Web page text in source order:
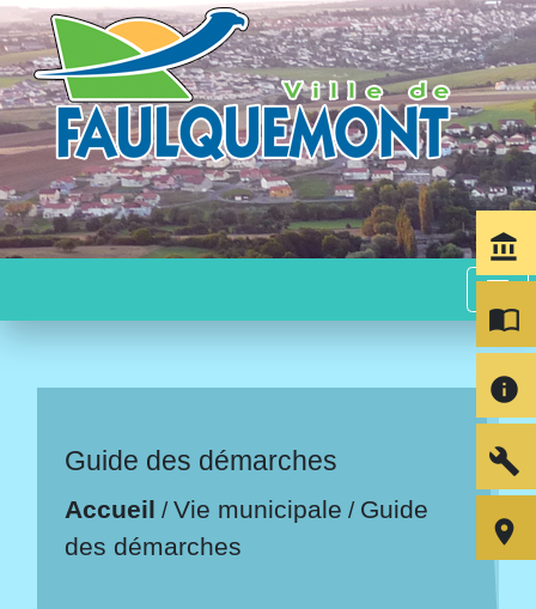
menu
Guide des démarches
Accueil /Vie municipale / Guide
des démarches
account_balance
import_contacts
info
build
room